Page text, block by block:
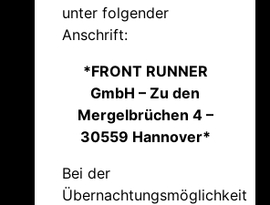
unter folgender
Anschrift:
*FRONT RUNNER
GmbH – Zu den
Mergelbrüchen 4 –
30559 Hannover*
Bei der
Übernachtungsmöglichkeit